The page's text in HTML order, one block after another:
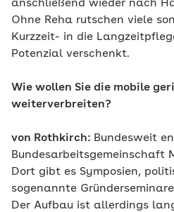
anschließend wieder nach
Ohne Reha rutschen viele
Kurzzeit- in die
Potenzial verschenkt.
Wie wollen Sie die mobile
weiterverbreiten?
von Rothkirch: Bundesweit
Bundesarbeitsgemeinschaft
Dort gibt es Symposien,
sogenannte
Der Aufbau ist allerdings